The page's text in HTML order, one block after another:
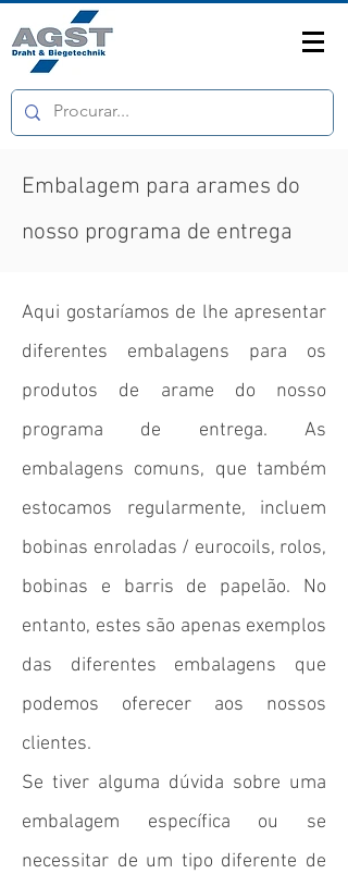
Embalagem para arames do
nosso programa de entrega
Aqui gostaríamos de lhe apresentar
diferentes embalagens para os
produtos de arame do nosso
programa de entrega. As
embalagens comuns, que também
estocamos regularmente, incluem
bobinas enroladas / eurocoils, rolos,
bobinas e barris de papelão. No
entanto, estes são apenas exemplos
das diferentes embalagens que
podemos oferecer aos nossos
clientes.
Se tiver alguma dúvida sobre uma
embalagem específica ou se
necessitar de um tipo diferente de